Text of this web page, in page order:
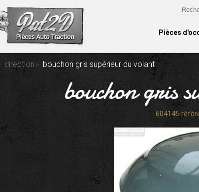
Pièces
direction bouchon gris supérieur du volant
bouchon gris
604145